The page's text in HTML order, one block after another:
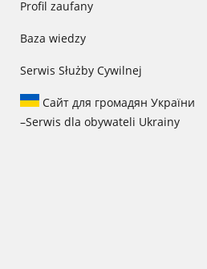
Profil zaufany
Baza wiedzy
Serwis Służby Cywilnej
Сайт для громадян України
–Serwis dla obywateli Ukrainy